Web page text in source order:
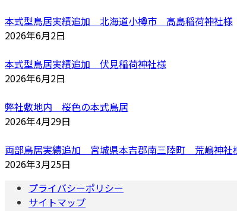
本式型鳥居実績追加 北海道小樽市 高島稲荷神社様
2026年6月2日
本式型鳥居実績追加 伏見稲荷神社様
2026年6月2日
弊社敷地内 桜色の本式鳥居
2026年4月29日
両部鳥居実績追加 宮城県本吉郡南三陸町 荒嶋神社
2026年3月25日
プライバシーポリシー
サイトマップ